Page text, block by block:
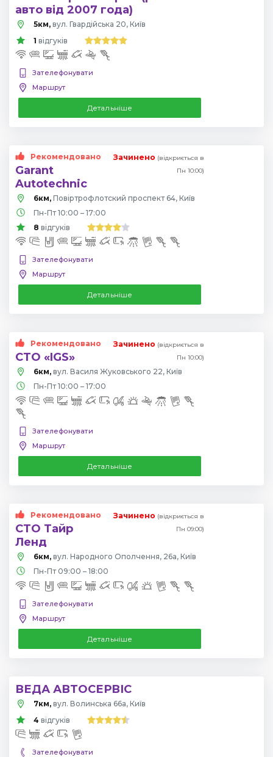
авто від 2007 года)
5км, вул. Гвардійська 20, Київ
1 відгуків
Зателефонувати
Маршрут
Детальніше
Рекомендовано
Garant
Autotechnic
Зачинено (відкриється в
Пн 10:00)
6км,
Повіртрофлотский проспект 64, Київ
Пн-Пт 10:00 – 17:00
8 відгуків
Зателефонувати
Маршрут
Детальніше
Рекомендовано
СТО «IGS»
Зачинено (відкриється в
Пн 10:00)
6км, вул. Василя Жуковського 22, Київ
Пн-Пт 10:00 – 17:00
Зателефонувати
Маршрут
Детальніше
Рекомендовано
СТО Тайр
Ленд
Зачинено (відкриється в
Пн 09:00)
6км, вул. Народного Ополчення, 26а, Київ
Пн-Пт 09:00 – 18:00
Зателефонувати
Маршрут
Детальніше
ВЕДА АВТОСЕРВІС
7км, вул. Волинська 66а, Київ
4 відгуків
Зателефонувати